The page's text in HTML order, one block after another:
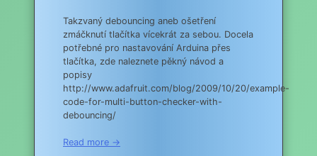
Takzvaný debouncing aneb ošetření
zmáčknutí tlačítka vícekrát za sebou. Docela
potřebné pro nastavování Arduina přes
tlačítka, zde naleznete pěkný návod a
popisy
http://www.adafruit.com/blog/2009/10/20/example-
code-for-multi-button-checker-with-
debouncing/
Read more →